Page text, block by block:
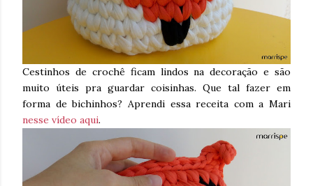
Cestinhos de crochê ficam lindos na decoração e são
muito úteis pra guardar coisinhas. Que tal fazer em
forma de bichinhos? Aprendi essa receita com a Mari
nesse vídeo aqui.